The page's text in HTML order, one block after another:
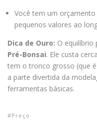
Você tem um
pequenos valores ao
Dica de Ouro: O
Pré-Bonsai. Ele custa
tem o tronco grosso (que
a parte divertida da
ferramentas básicas.
Preço